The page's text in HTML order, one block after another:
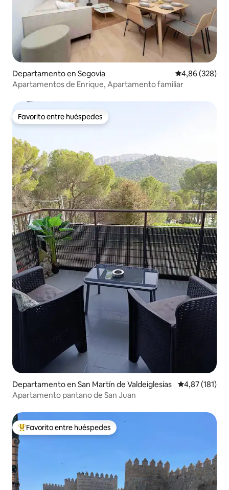
Departamento en Segovia Calificación
4,86 (328)
Apartamentos de Enrique, Apartamento familiar
Favorito entre huéspedes
Favorito entre huéspedes
Departamento en San Martín de Valdeiglesias Calificación
4,87 (181)
Apartamento pantano de San Juan
Favorito entre los huéspedes más destacados
Favorito entre huéspedes